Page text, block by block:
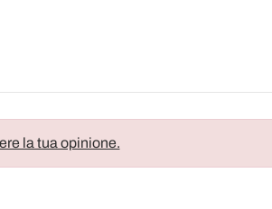
la tua opinione.